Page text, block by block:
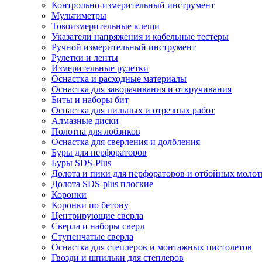
Контрольно-измерительный инструмент
Мультиметры
Токоизмерительные клещи
Указатели напряжения и кабельные тестеры
Ручной измерительный инструмент
Рулетки и ленты
Измерительные рулетки
Оснастка и расходные материалы
Оснастка для заворачивания и откручивания
Биты и наборы бит
Оснастка для пильных и отрезных работ
Алмазные диски
Полотна для лобзиков
Оснастка для сверления и долбления
Буры для перфораторов
Буры SDS-Plus
Долота и пики для перфораторов и отбойных
Долота SDS-plus плоские
Коронки
Коронки по бетону
Центрирующие сверла
Сверла и наборы сверл
Ступенчатые сверла
Оснастка для степлеров и монтажных пистолетов
Гвозди и шпильки для степлеров